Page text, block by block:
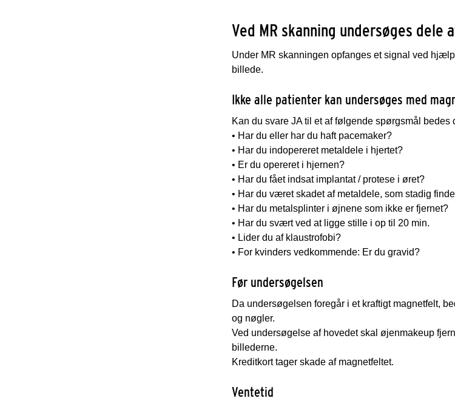
Ved MR skanning undersøges
Under MR skanningen opfanges et signal ved
billede.
Ikke alle patienter kan undersøges med
Kan du svare JA til et af følgende spørgsmål
• Har du eller har du haft pacemaker?
• Har du indopereret metaldele i hjertet?
• Er du opereret i hjernen?
• Har du fået indsat implantat / protese i øret?
• Har du været skadet af metaldele, som stadig
• Har du metalsplinter i øjnene som ikke er fjernet?
• Har du svært ved at ligge stille i op til 20 min.
• Lider du af klaustrofobi?
• For kvinders vedkommende: Er du gravid?
Før undersøgelsen
Da undersøgelsen foregår i et kraftigt magnetfelt,
og nøgler.
Ved undersøgelse af hovedet skal øjenmakeup
billederne.
Kreditkort tager skade af magnetfeltet.
Ventetid